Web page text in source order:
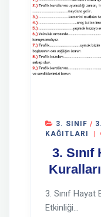
3. SINIF /
KAĞITLARI
3.
3. Sınıf Hayat
Etkinliği...